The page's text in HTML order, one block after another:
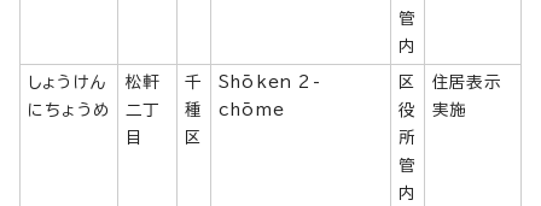
管
内
しょうけん
にちょうめ
松軒
二丁
目
千
種
区
Shōken 2-
chōme
区
役
所
管
内
住居表示
実施